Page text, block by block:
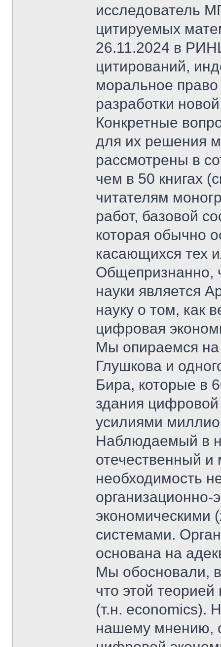
исследователь
цитируемых
26.11.2024 в
цитирований,
моральное
разработки
Конкретные
для их решения
рассмотрены в
чем в 50 книгах
читателям
работ, базовой
которая обычно
касающихся тех
Общепризнанно,
науки является
науку о том, как
цифровая
Мы опираемся
Глушкова и
Бира, которые в
здания цифровой
усилиями
Наблюдаемый в
отечественный и
необходимость
организационно-
экономическими
системами.
основана на
Мы обосновали,
что этой
(т.н. economics).
нашему мнению,